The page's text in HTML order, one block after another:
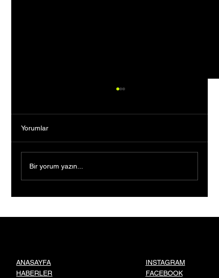
Yorumlar
Bir yorum yazın...
ANASAYFA
HABERLER
INSTAGRAM
FACEBOOK